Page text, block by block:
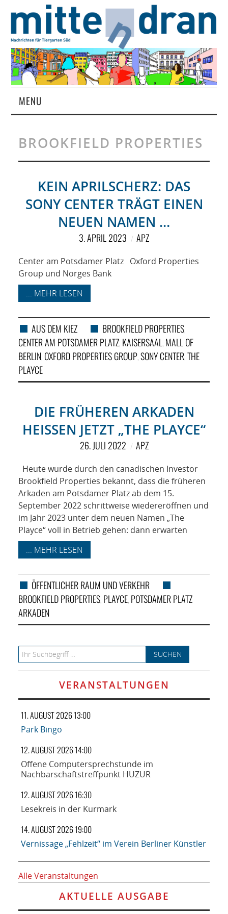
MENU
MAGAZIN
ÜBER UNS
RUBRIKEN
NETZWERK
SPONSORING
KONTAKT
BROOKFIELD PROPERTIES
KEIN APRILSCHERZ: DAS
SONY CENTER TRÄGT EINEN
NEUEN NAMEN …
3. APRIL 2023 APZ
Center am Potsdamer Platz Oxford Properties
Group und Norges Bank
... MEHR LESEN
AUS DEM KIEZ BROOKFIELD PROPERTIES,
CENTER AM POTSDAMER PLATZ, KAISERSAAL, MALL OF
BERLIN, OXFORD PROPERTIES GROUP,SONY CENTER,THE
PLAYCE
DIE FRÜHEREN ARKADEN
HEISSEN JETZT „THE PLAYCE“
26. JULI 2022 APZ
Heute wurde durch den canadischen Investor
Brookfield Properties bekannt, dass die früheren
Arkaden am Potsdamer Platz ab dem 15.
September 2022 schrittweise wiedereröffnen und
im Jahr 2023 unter dem neuen Namen „The
Playce“ voll in Betrieb gehen: dann erwarten
... MEHR LESEN
ÖFFENTLICHER RAUM UND VERKEHR
BROOKFIELD PROPERTIES, PLAYCE, POTSDAMER PLATZ
ARKADEN
Search for:
VERANSTALTUNGEN
11. AUGUST 2026 13:00
Park Bingo
12. AUGUST 2026 14:00
Offene Computersprechstunde im
Nachbarschaftstreffpunkt HUZUR
12. AUGUST 2026 16:30
Lesekreis in der Kurmark
14. AUGUST 2026 19:00
Vernissage „Fehlzeit“ im Verein Berliner Künstler
Alle Veranstaltungen
AKTUELLE AUSGABE